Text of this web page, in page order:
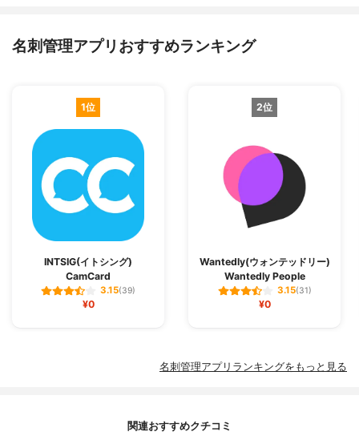
名刺管理アプリおすすめランキング
1位
INTSIG(イトシング)
CamCard
3.15(39)
¥0
2位
Wantedly(ウォンテッドリー)
Wantedly People
3.15(31)
¥0
名刺管理アプリランキングをもっと見る
関連おすすめクチコミ